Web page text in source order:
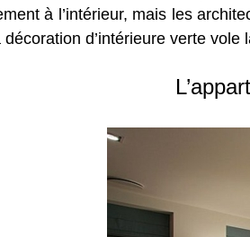
à l’intérieur, mais les
d’intérieure verte vole